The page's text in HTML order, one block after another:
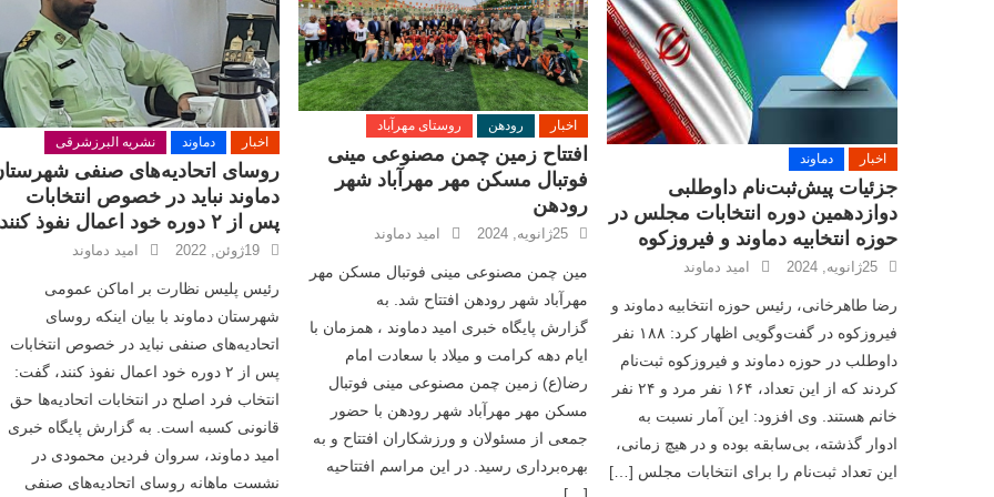
اخبار دماوند نشریه البرزشرقی
روسای اتحادیه‌های صنفی
دماوند نباید در خصوص انتخابات
پس از ۲ دوره خود اعمال نفوذ کنند
19ژوئن, 2022 امید دماوند
رئیس پلیس نظارت بر اماکن عمومی
شهرستان دماوند با بیان اینکه روسای
اتحادیه‌های صنفی نباید در خصوص انتخابات
پس از ۲ دوره خود اعمال نفوذ کنند، گفت:
انتخاب فرد اصلح در انتخابات اتحادیه‌ها حق
قانونی کسبه است. به گزارش پایگاه خبری
امید دماوند، سروان فردین محمودی در
نشست ماهانه روسای اتحادیه‌های صنفی
اخبار رودهن روستای مهرآباد
افتتاح زمين چمن مصنوعی مینی‌
فوتبال مسکن‌ مهر مهرآباد شهر
رودهن
25ژانویه, 2024 امید دماوند
مين چمن مصنوعی مینی‌ فوتبال مسکن‌ مهر
مهرآباد شهر رودهن افتتاح شد. به
گزارش پایگاه خبری امید دماوند ، همزمان با
ایام دهه کرامت و میلاد با سعادت امام
رضا(ع) زمين چمن مصنوعی مینی‌ فوتبال
مسکن‌ مهر مهرآباد شهر رودهن با حضور
جمعی از مسئولان و ورزشکاران افتتاح و به
بهره‌برداری رسید. در این مراسم افتتاحیه
اخبار دماوند
جزئیات پیش‌ثبت‌نام داوطلبی
دوازدهمین دوره انتخابات مجلس در
حوزه انتخابیه دماوند و فیروزکوه
25ژانویه, 2024 امید دماوند
رضا طاهرخانی، رئیس حوزه انتخابیه دماوند و
فیروزکوه در گفت‌وگویی اظهار کرد: ۱۸۸ نفر
داوطلب در حوزه دماوند و فیروزکوه ثبت‌نام
کردند که از این تعداد، ۱۶۴ نفر مرد و ۲۴ نفر
خانم هستند. وی افزود: این آمار نسبت به
ادوار گذشته، بی‌سابقه بوده و در هیچ زمانی،
این تعداد ثبت‌نام را برای انتخابات مجلس […]